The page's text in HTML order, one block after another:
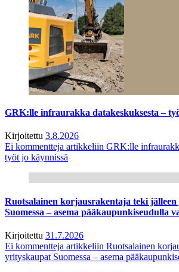
GRK:lle infraurakka datakeskuksesta –
Kirjoitettu 3.8.2026
Ei kommentteja artikkeliin GRK:lle
työt jo käynnissä
Ruotsalainen korjausrakentaja teki
Suomessa – asema pääkaupunkiseudulla
Kirjoitettu 31.7.2026
Ei kommentteja artikkeliin Ruotsalainen
yrityskaupat Suomessa – asema